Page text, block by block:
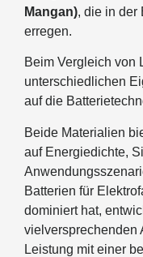
Mangan), die in der
erregen.
Beim Vergleich von
unterschiedlichen
auf die
Beide Materialien
auf Energiedichte,
Batterien für
dominiert hat,
vielversprechenden
Leistung mit einer